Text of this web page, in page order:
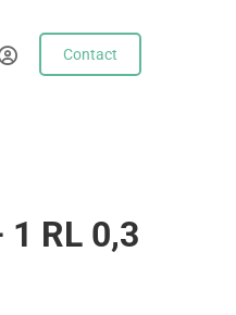
Contact
RL 0,3